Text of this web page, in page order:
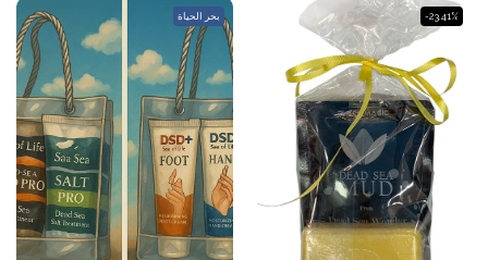
-23.41% بحر الحياة